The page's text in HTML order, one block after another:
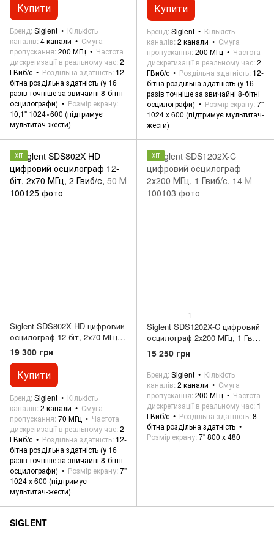
Купити
Бренд Siglent
Кількість
каналів 4 канали
Смуга
пропускання 200 МГц
Частота
дискретизації в реальному час 2
ГВиб/с
Роздільна здатність 12-
бітна роздільна здатність (у 16
разів точніше за звичайні 8-бітні
осцилографи)
Розмір екрану
10,1" 1024×600 (підтримує
мультитач-жести)
Купити
Бренд Siglent
Кількість
каналів 2 канали
Смуга
пропускання 200 МГц
Частота
дискретизації в реальному час 2
ГВиб/с
Роздільна здатність 12-
бітна роздільна здатність (у 16
разів точніше за звичайні 8-бітні
осцилографи)
Розмір екрану 7"
1024 х 600 (підтримує мультитач-
жести)
ХІТ
Siglent SDS802X HD цифровий
осцилограф 12-біт, 2х70 МГц, 2
Гвиб/с, 50 М
19 300 грн
Купити
Бренд Siglent
Кількість
каналів 2 канали
Смуга
пропускання 70 МГц
Частота
дискретизації в реальному час 2
ГВиб/с
Роздільна здатність 12-
бітна роздільна здатність (у 16
разів точніше за звичайні 8-бітні
осцилографи)
Розмір екрану 7"
1024 х 600 (підтримує
мультитач-жести)
ХІТ
1
Siglent SDS1202X-C цифровий
осцилограф 2х200 МГц, 1 Гвиб/
с, 14 М
15 250 грн
Бренд Siglent
Кількість
каналів 2 канали
Смуга
пропускання 200 МГц
Частота
дискретизації в реальному час 1
ГВиб/с
Роздільна здатність 8-
бітна роздільна здатність
Розмір екрану 7" 800 х 480
SIGLENT